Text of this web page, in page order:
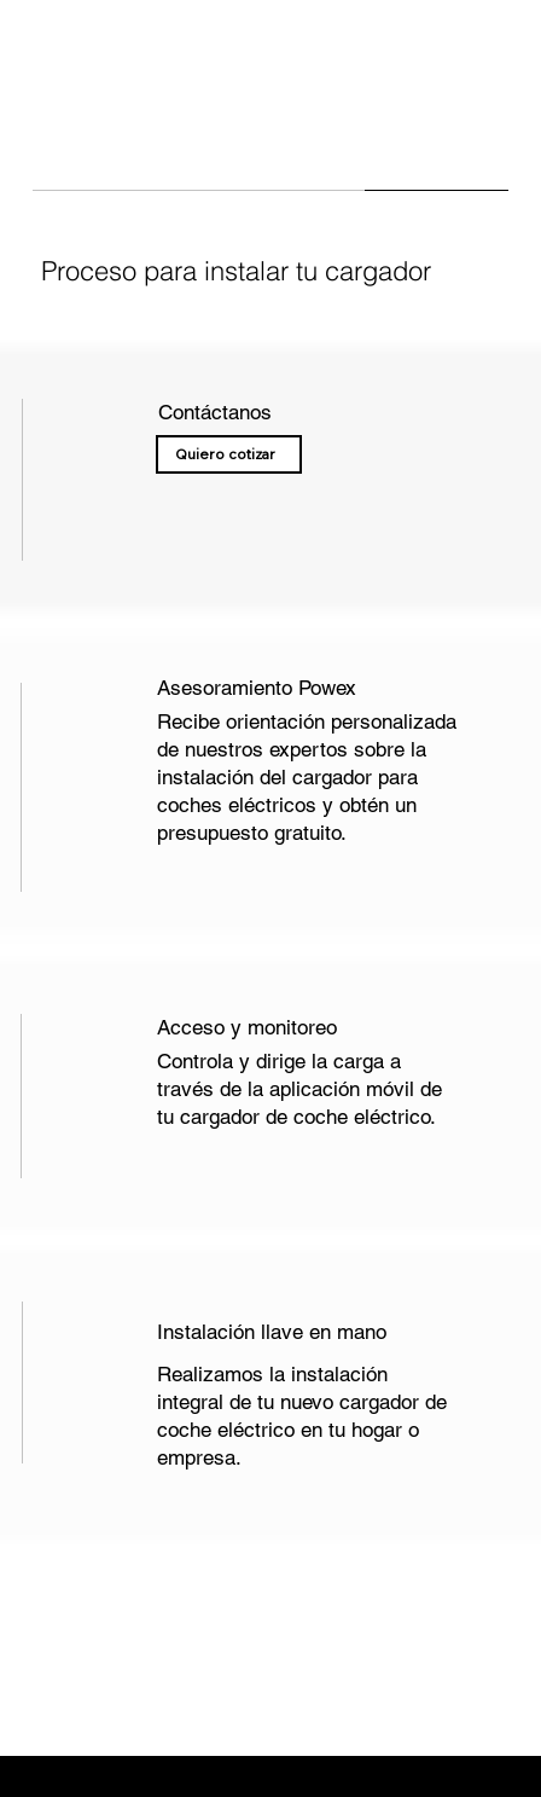
Proceso para instalar tu cargador
Contáctanos
Quiero cotizar
Recibe orientación personalizada
de nuestros expertos sobre la
instalación del cargador para
coches eléctricos y obtén un
presupuesto gratuito.
Asesoramiento Powex
Instalación llave en mano
Realizamos la instalación
integral de tu nuevo cargador de
coche eléctrico en tu hogar o
empresa.
Acceso y monitoreo
Controla y dirige la carga a
través de la aplicación móvil de
tu cargador de coche eléctrico.